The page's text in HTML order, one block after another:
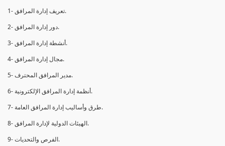
1- تعريف إدارة المرافق.
2- دور إدارة المرافق.
3- أنشطة إدارة المرافق.
4- مجال إدارة المرافق.
5- مدير المرافق المحترف.
6- أنظمة إدارة المرافق الإلكترونية.
7- طرق وأساليب إدارة المرافق العامة.
8- الهيئات الدولية لإدارة المرافق.
9- الفرص والتحديات.